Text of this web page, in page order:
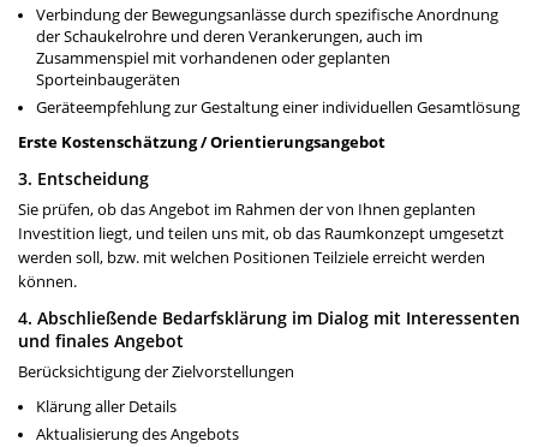
Verbindung der Bewegungsanlässe durch spezifische Anordnung
der Schaukelrohre und deren Veranke­rungen, auch im
Zusammenspiel mit vorhandenen oder geplanten
Sporteinbaugeräten
Geräteempfehlung zur Gestaltung einer individuellen Gesamtlösung
Erste Kostenschätzung / Orientierungsangebot
3. Entscheidung
Sie prüfen, ob das Angebot im Rahmen der von Ihnen geplanten
Investition liegt, und teilen uns mit, ob das Raumkonzept umgesetzt
werden soll, bzw. mit welchen Positionen Teilziele erreicht werden
können.
4. Abschließende Bedarfsklärung im Dialog mit Interessenten
und finales Angebot
Berücksichtigung der Zielvorstellungen
Klärung aller Details
Aktualisierung des Angebots